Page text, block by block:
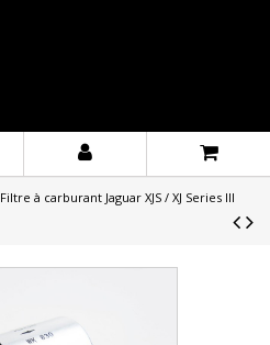
Filtre à carburant Jaguar XJS / XJ Series III